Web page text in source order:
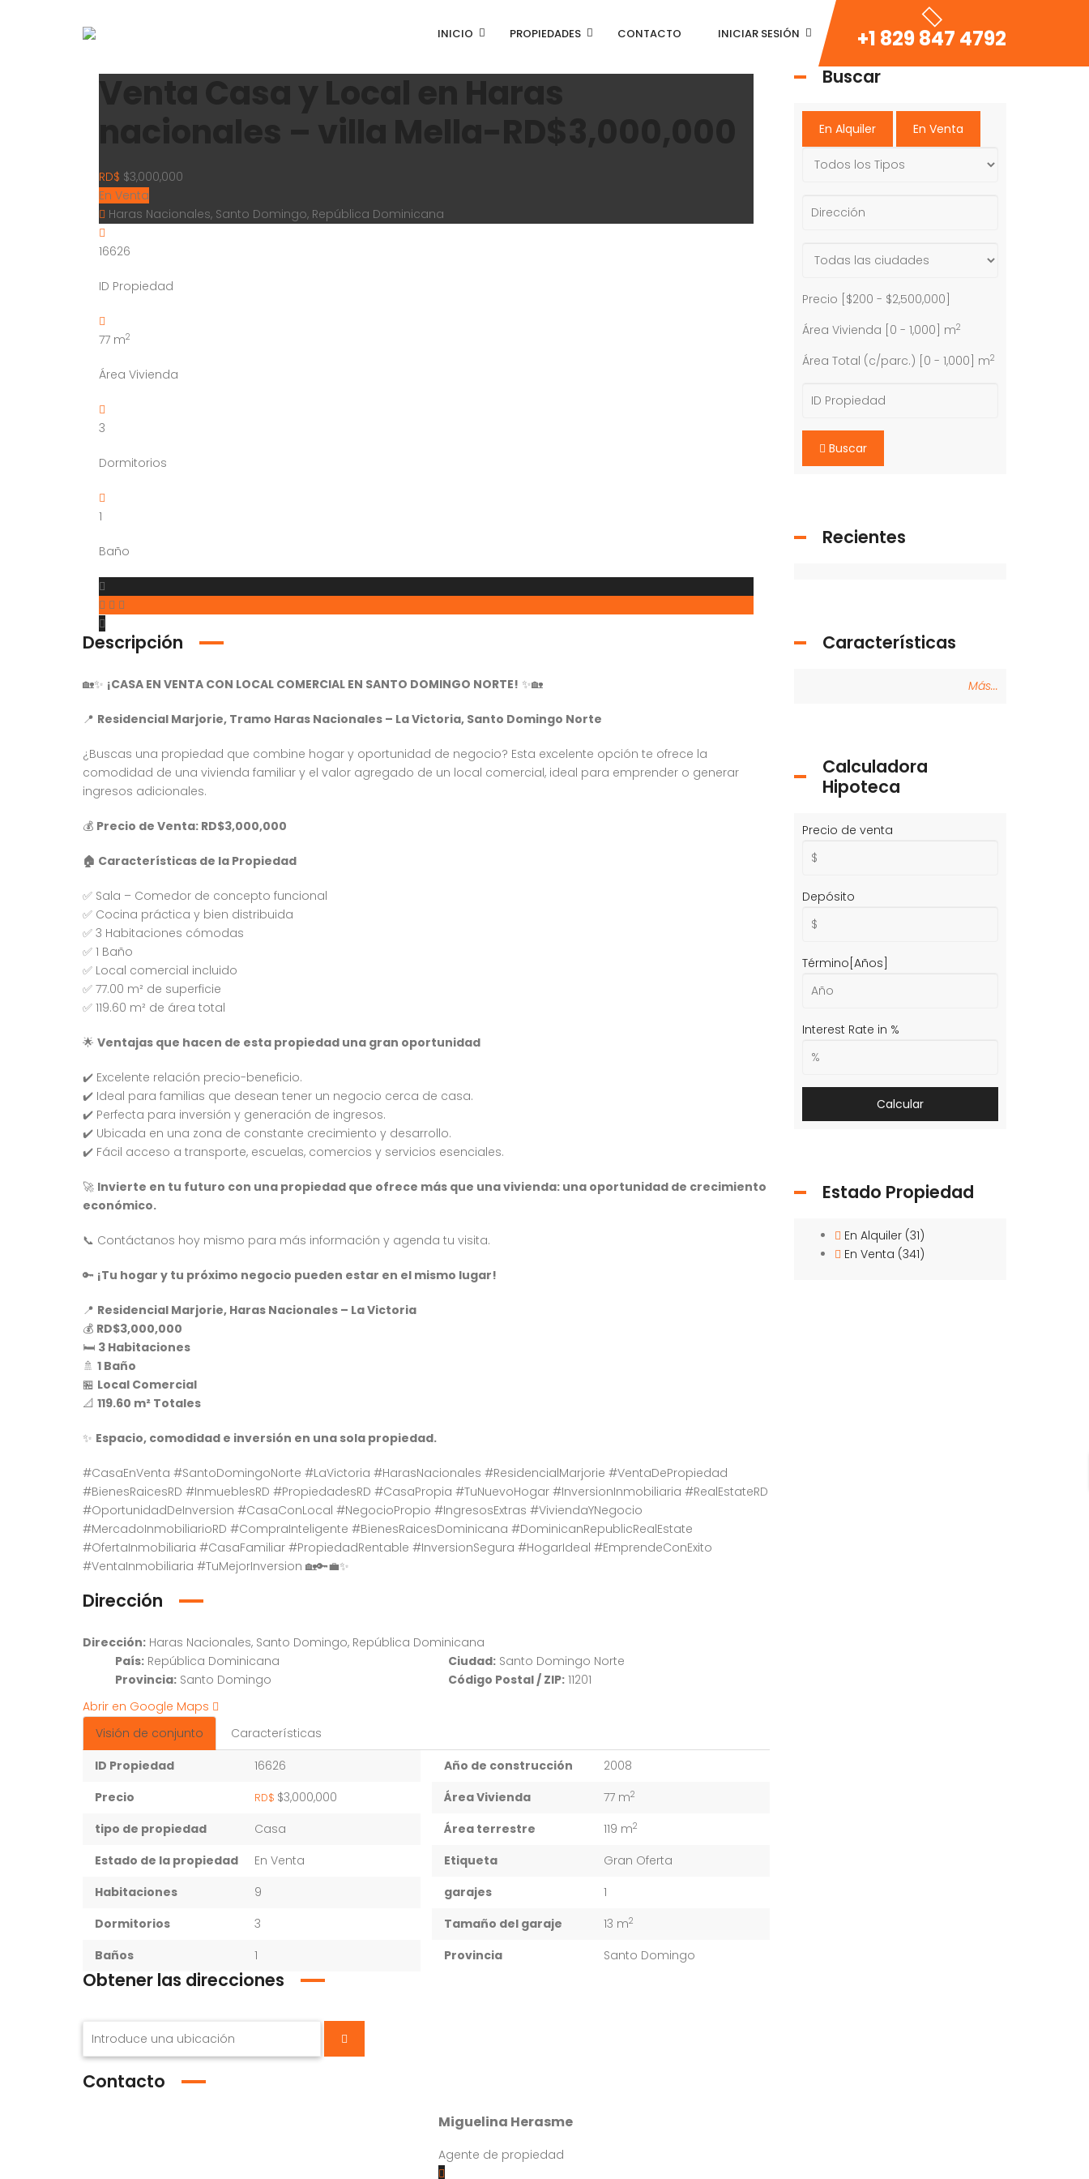
INICIO PROPIEDADES CONTACTO INICIAR SESIÓN +1 829 847 4792
RD$ $3,000,000
En Venta
Haras Nacionales, Santo Domingo, República Dominicana
16626
ID Propiedad
77 m2
Área Vivienda
3
Dormitorios
1
Baño
Descripción
🏡✨ ¡CASA EN VENTA CON LOCAL COMERCIAL EN SANTO DOMINGO NORTE! ✨🏡
📍 Residencial Marjorie, Tramo Haras Nacionales – La Victoria, Santo Domingo Norte
¿Buscas una propiedad que combine hogar y oportunidad de negocio? Esta excelente opción te ofrece la
comodidad de una vivienda familiar y el valor agregado de un local comercial, ideal para emprender o generar
ingresos adicionales.
💰 Precio de Venta: RD$3,000,000
🏠 Características de la Propiedad
✅ Sala – Comedor de concepto funcional
✅ Cocina práctica y bien distribuida
✅ 3 Habitaciones cómodas
✅ 1 Baño
✅ Local comercial incluido
✅ 77.00 m² de superficie
✅ 119.60 m² de área total
🌟 Ventajas que hacen de esta propiedad una gran oportunidad
✔️ Excelente relación precio-beneficio.
✔️ Ideal para familias que desean tener un negocio cerca de casa.
✔️ Perfecta para inversión y generación de ingresos.
✔️ Ubicada en una zona de constante crecimiento y desarrollo.
✔️ Fácil acceso a transporte, escuelas, comercios y servicios esenciales.
🚀 Invierte en tu futuro con una propiedad que ofrece más que una vivienda: una oportunidad de crecimiento
económico.
📞 Contáctanos hoy mismo para más información y agenda tu visita.
🔑 ¡Tu hogar y tu próximo negocio pueden estar en el mismo lugar!
📍 Residencial Marjorie, Haras Nacionales – La Victoria
💰 RD$3,000,000
🛏️ 3 Habitaciones
🚿 1 Baño
🏪 Local Comercial
📐 119.60 m² Totales
✨ Espacio, comodidad e inversión en una sola propiedad.
#CasaEnVenta #SantoDomingoNorte #LaVictoria #HarasNacionales #ResidencialMarjorie #VentaDePropiedad
#BienesRaicesRD #InmueblesRD #PropiedadesRD #CasaPropia #TuNuevoHogar #InversionInmobiliaria #RealEstateRD
#OportunidadDeInversion #CasaConLocal #NegocioPropio #IngresosExtras #ViviendaYNegocio
#MercadoInmobiliarioRD #CompraInteligente #BienesRaicesDominicana #DominicanRepublicRealEstate
#OfertaInmobiliaria #CasaFamiliar #PropiedadRentable #InversionSegura #HogarIdeal #EmprendeConExito
#VentaInmobiliaria #TuMejorInversion 🏡🔑💼✨
Dirección
Dirección: Haras Nacionales, Santo Domingo, República Dominicana
País: República Dominicana
Provincia: Santo Domingo
Ciudad: Santo Domingo Norte
Código Postal / ZIP: 11201
Abrir en Google Maps
Visión de conjunto
Características
ID Propiedad
16626
Precio
RD$ $3,000,000
tipo de propiedad
Casa
Estado de la propiedad
En Venta
Habitaciones
9
Dormitorios
3
Baños
1
Año de construcción
2008
Área Vivienda
77 m2
Área terrestre 119 m2
Etiqueta
Gran Oferta
garajes
1
Tamaño del garaje
13 m2
Provincia Santo Domingo
Obtener las direcciones
Contacto
Miguelina Herasme
Agente de propiedad
Buscar
En Alquiler En Venta
Precio [ $200 - $2,500,000
Área Vivienda [ 0 - 1,000 ] m2
Área Total (c/parc.) [ 0 - 1,000 ] m2
Buscar
Recientes
Características
Más...
Calculadora
Hipoteca
Precio de venta
Depósito
Término[Años]
Interest Rate in %
Calcular
Estado Propiedad
En Alquiler (31)
En Venta (341)